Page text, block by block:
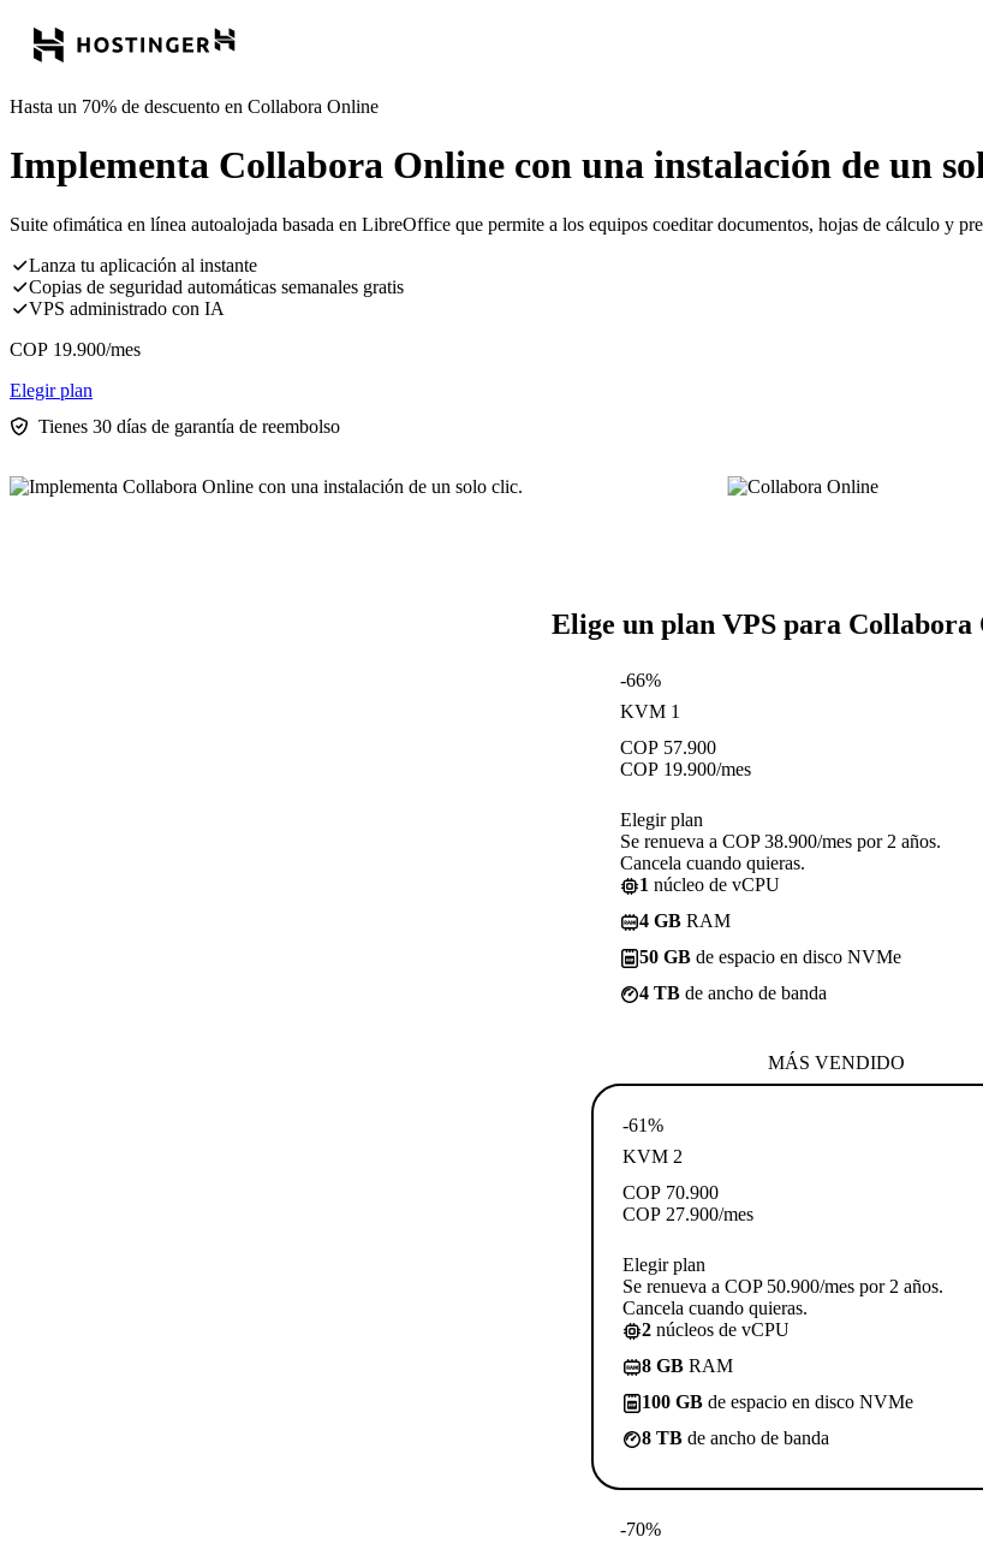
Hasta un 70% de descuento en Collabora Online
Implementa Collabora Online con una instalación de un
Suite ofimática en línea autoalojada basada en LibreOffice que permite a los equipos coeditar documentos, hojas de cálculo y
Lanza tu aplicación al instante
Copias de seguridad automáticas semanales gratis
VPS administrado con IA
COP 19.900/mes
Elegir plan
Tienes 30 días de garantía de reembolso
Elige un plan VPS para Collabora
-66%
KVM 1
COP 57.900
COP 19.900/mes
Elegir plan
Se renueva a COP 38.900/mes por 2 años.
Cancela cuando quieras.
1 núcleo de vCPU
4 GB RAM
50 GB de espacio en disco NVMe
4 TB de ancho de banda
MÁS VENDIDO
-61%
KVM 2
COP 70.900
COP 27.900/mes
Elegir plan
Se renueva a COP 50.900/mes por 2 años.
Cancela cuando quieras.
2 núcleos de vCPU
8 GB RAM
100 GB de espacio en disco NVMe
8 TB de ancho de banda
-70%